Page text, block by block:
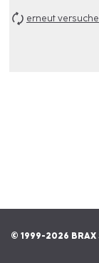
erneut
© 1999-2026 BRAX